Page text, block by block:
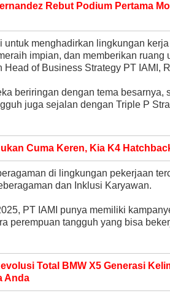
Rebut Podium Pertama
untuk menghadirkan lingkungan
impian, dan memberikan
Head of Business Strategy PT IAMI,
beriringan dengan tema besarnya,
juga sejalan dengan Triple P
Cuma Keren, Kia K4
di lingkungan pekerjaan
dan Inklusi Karyawan.
PT IAMI punya memiliki
perempuan tangguh yang bisa
Total BMW X5 Generasi
Anda